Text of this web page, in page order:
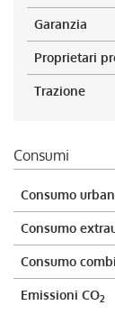
Garanzia
Proprietari
Trazione
Consumi
Consumo
Consumo
Consumo
Emissioni CO2